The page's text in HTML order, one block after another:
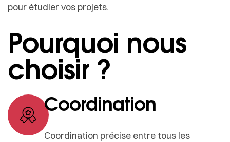
pour étudier vos projets.
Pourquoi nous
choisir ?
Coordination
Coordination précise entre tous les